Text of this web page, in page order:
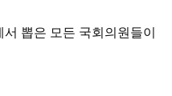
뽑은 모든 국회의원들이